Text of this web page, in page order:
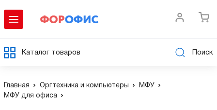
Каталог товаров Поиск
Главная Оргтехника и компьютеры
МФУ
МФУ для офиса